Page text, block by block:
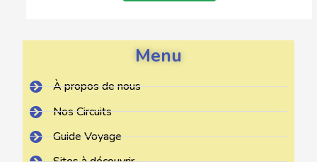
Menu
À propos de nous
Nos Circuits
Guide Voyage